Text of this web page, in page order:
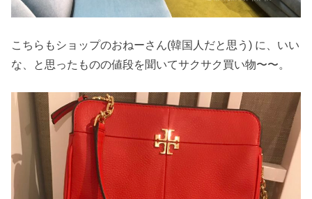
こちらもショップのおねーさん(韓国人だと思う) に、いい
な、と思ったものの値段を聞いてサクサク買い物〜〜。